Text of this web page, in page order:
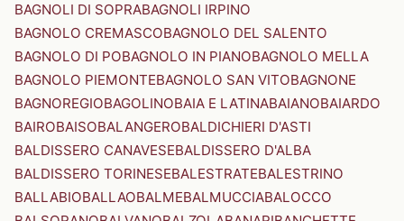
BAGNOLI DI SOPRABAGNOLI IRPINO
BAGNOLO CREMASCOBAGNOLO DEL SALENTO
BAGNOLO DI POBAGNOLO IN PIANOBAGNOLO MELLA
BAGNOLO PIEMONTEBAGNOLO SAN VITOBAGNONE
BAGNOREGIOBAGOLINOBAIA E LATINABAIANOBAIARDO
BAIROBAISOBALANGEROBALDICHIERI D'ASTI
BALDISSERO CANAVESEBALDISSERO D'ALBA
BALDISSERO TORINESEBALESTRATEBALESTRINO
BALLABIOBALLAOBALMEBALMUCCIABALOCCO